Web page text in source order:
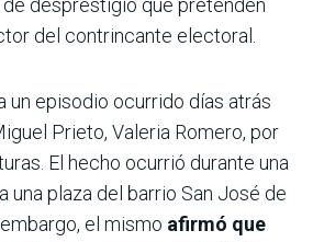
desprestigio que pretenden
del contrincante electoral.
un episodio ocurrido días atrás
Prieto, Valeria Romero, por
El hecho ocurrió durante una
una plaza del barrio San José de
el mismo afirmó que